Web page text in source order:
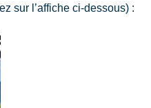
sur l’affiche ci-dessous) :